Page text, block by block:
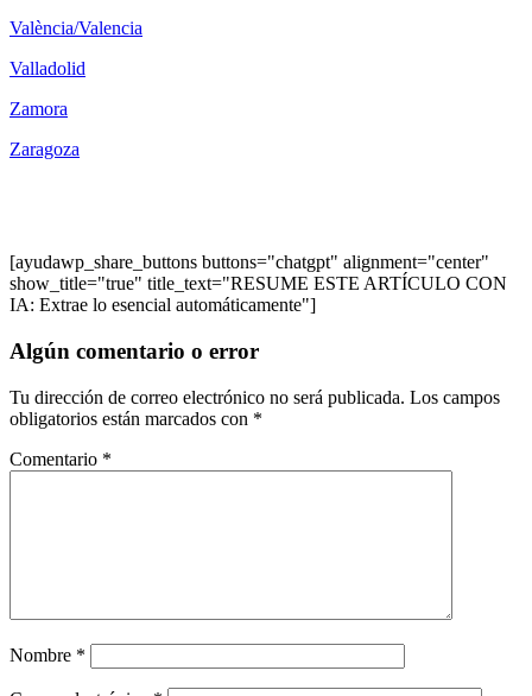
València/Valencia
Valladolid
Zamora
Zaragoza
[ayudawp_share_buttons buttons="chatgpt" alignment="center"
show_title="true" title_text="RESUME ESTE ARTÍCULO CON
IA: Extrae lo esencial automáticamente"]
Algún comentario o error
Tu dirección de correo electrónico no será publicada. Los campos
obligatorios están marcados con *
Comentario *
Nombre *